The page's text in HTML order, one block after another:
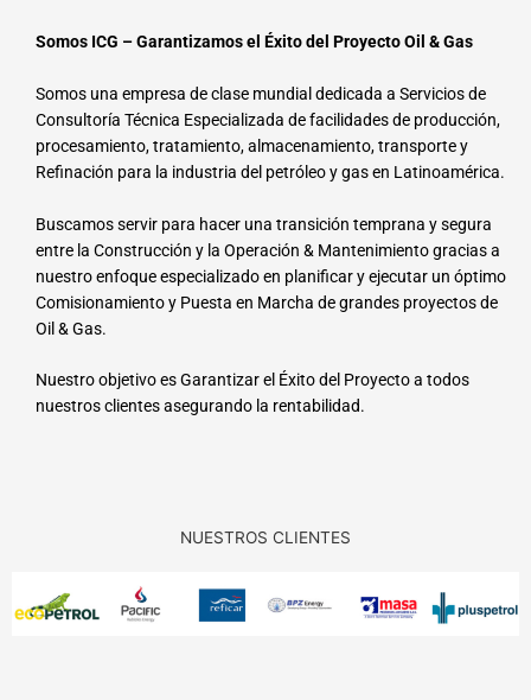
Somos ICG – Garantizamos el Éxito del Proyecto Oil & Gas
Somos una empresa de clase mundial dedicada a Servicios de
Consultoría Técnica Especializada de facilidades de producción,
procesamiento, tratamiento, almacenamiento, transporte y
Refinación para la industria del petróleo y gas en Latinoamérica.
Buscamos servir para hacer una transición temprana y segura
entre la Construcción y la Operación & Mantenimiento gracias a
nuestro enfoque especializado en planificar y ejecutar un óptimo
Comisionamiento y Puesta en Marcha de grandes proyectos de
Oil & Gas.
Nuestro objetivo es Garantizar el Éxito del Proyecto a todos
nuestros clientes asegurando la rentabilidad.
NUESTROS CLIENTES